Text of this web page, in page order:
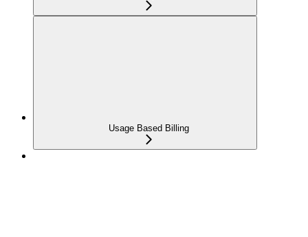
Usage Based Billing